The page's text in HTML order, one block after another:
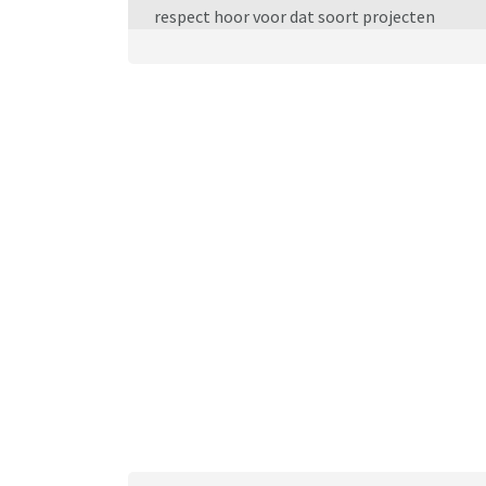
respect hoor voor dat soort projecten